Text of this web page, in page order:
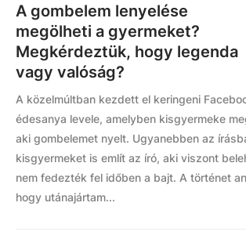
A gombelem lenyelése
megölheti a gyermeket?
Megkérdeztük, hogy legenda
vagy valóság?
A közelmúltban kezdett el keringeni
édesanya levele, amelyben kisgyermeke
aki gombelemet nyelt. Ugyanebben az
kisgyermeket is említ az író, aki viszont
nem fedezték fel időben a bajt. A történet
hogy utánajártam...